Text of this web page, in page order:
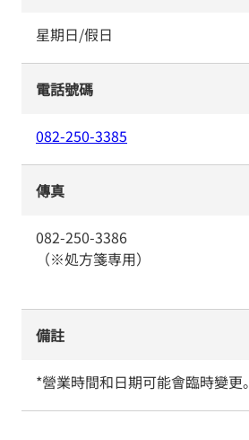
星期日/假日
電話號碼
082-250-3385
傳真
082-250-3386
（※処方箋専用）
備註
*營業時間和日期可能會臨時變更。